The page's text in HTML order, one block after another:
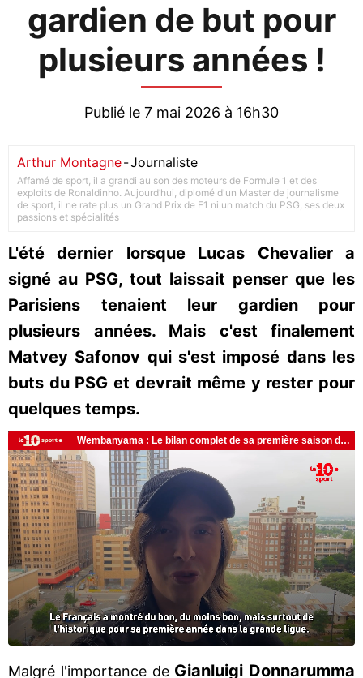
gardien de but pour
plusieurs années !
Publié le 7 mai 2026 à 16h30
Arthur Montagne-Journaliste
Affamé de sport, il a grandi au son des moteurs de Formule 1 et des
exploits de Ronaldinho. Aujourd’hui, diplomé d'un Master de journalisme
de sport, il ne rate plus un Grand Prix de F1 ni un match du PSG, ses deux
passions et spécialités
L'été dernier lorsque Lucas Chevalier a
signé au PSG, tout laissait penser que les
Parisiens tenaient leur gardien pour
plusieurs années. Mais c'est finalement
Matvey Safonov qui s'est imposé dans les
buts du PSG et devrait même y rester pour
quelques temps.
Malgré l'importance de Gianluigi Donnarumma